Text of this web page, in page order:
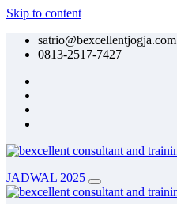
Skip to content
satrio@bexcellentjogja.com
0813-2517-7427
JADWAL 2025